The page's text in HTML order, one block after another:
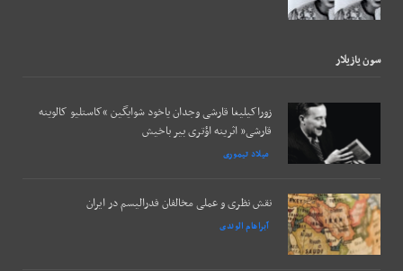
سون يازيلار
زوراکیلیغا قارشی وجدان یاخود شوایگین “کاستلیو کالوینه
قارشی” اثرینه اؤتری بیر باخیش
میلاد تیموری
نقش نظری و عملی مخالفان فدرالیسم در ایران
آبراهام الوندی